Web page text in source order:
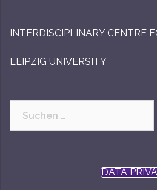
INTERDISCIPLINARY CENTRE
LEIPZIG UNIVERSITY
DATA